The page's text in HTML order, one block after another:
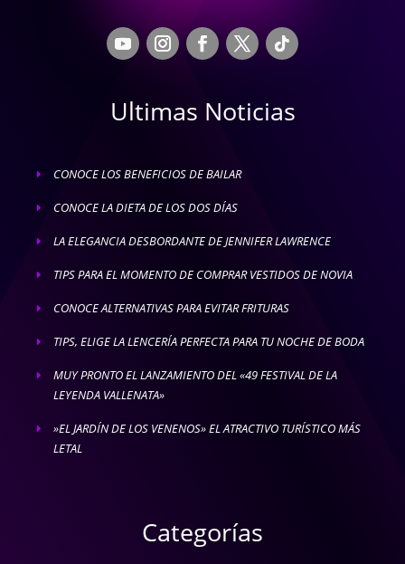
Ultimas Noticias
E CONOCE LOS BENEFICIOS DE BAILAR
E CONOCE LA DIETA DE LOS DOS DÍAS
E LA ELEGANCIA DESBORDANTE DE JENNIFER LAWRENCE
E TIPS PARA EL MOMENTO DE COMPRAR VESTIDOS DE NOVIA
E CONOCE ALTERNATIVAS PARA EVITAR FRITURAS
E TIPS, ELIGE LA LENCERÍA PERFECTA PARA TU NOCHE DE BODA
E
MUY PRONTO EL LANZAMIENTO DEL «49 FESTIVAL DE LA
LEYENDA VALLENATA»
E
»EL JARDÍN DE LOS VENENOS» EL ATRACTIVO TURÍSTICO MÁS
LETAL
Categorías